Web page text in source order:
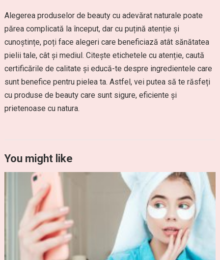
Alegerea produselor de beauty cu adevărat naturale poate
părea complicată la început, dar cu puțină atenție și
cunoștințe, poți face alegeri care beneficiază atât sănătatea
pielii tale, cât și mediul. Citește etichetele cu atenție, caută
certificările de calitate și educă-te despre ingredientele care
sunt benefice pentru pielea ta. Astfel, vei putea să te răsfeți
cu produse de beauty care sunt sigure, eficiente și
prietenoase cu natura.
You might like